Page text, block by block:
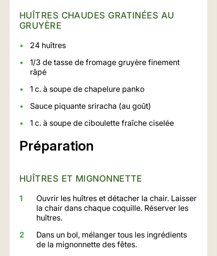
HUÎTRES CHAUDES GRATINÉES AU
GRUYÈRE
24 huîtres
1/3 de tasse de fromage gruyère finement
râpé
1 c. à soupe de chapelure panko
Sauce piquante sriracha (au goût)
1 c. à soupe de ciboulette fraîche ciselée
Préparation
HUÎTRES ET MIGNONNETTE
Ouvrir les huîtres et détacher la chair. Laisser
la chair dans chaque coquille. Réserver les
huîtres.
Dans un bol, mélanger tous les ingrédients
de la mignonnette des fêtes.